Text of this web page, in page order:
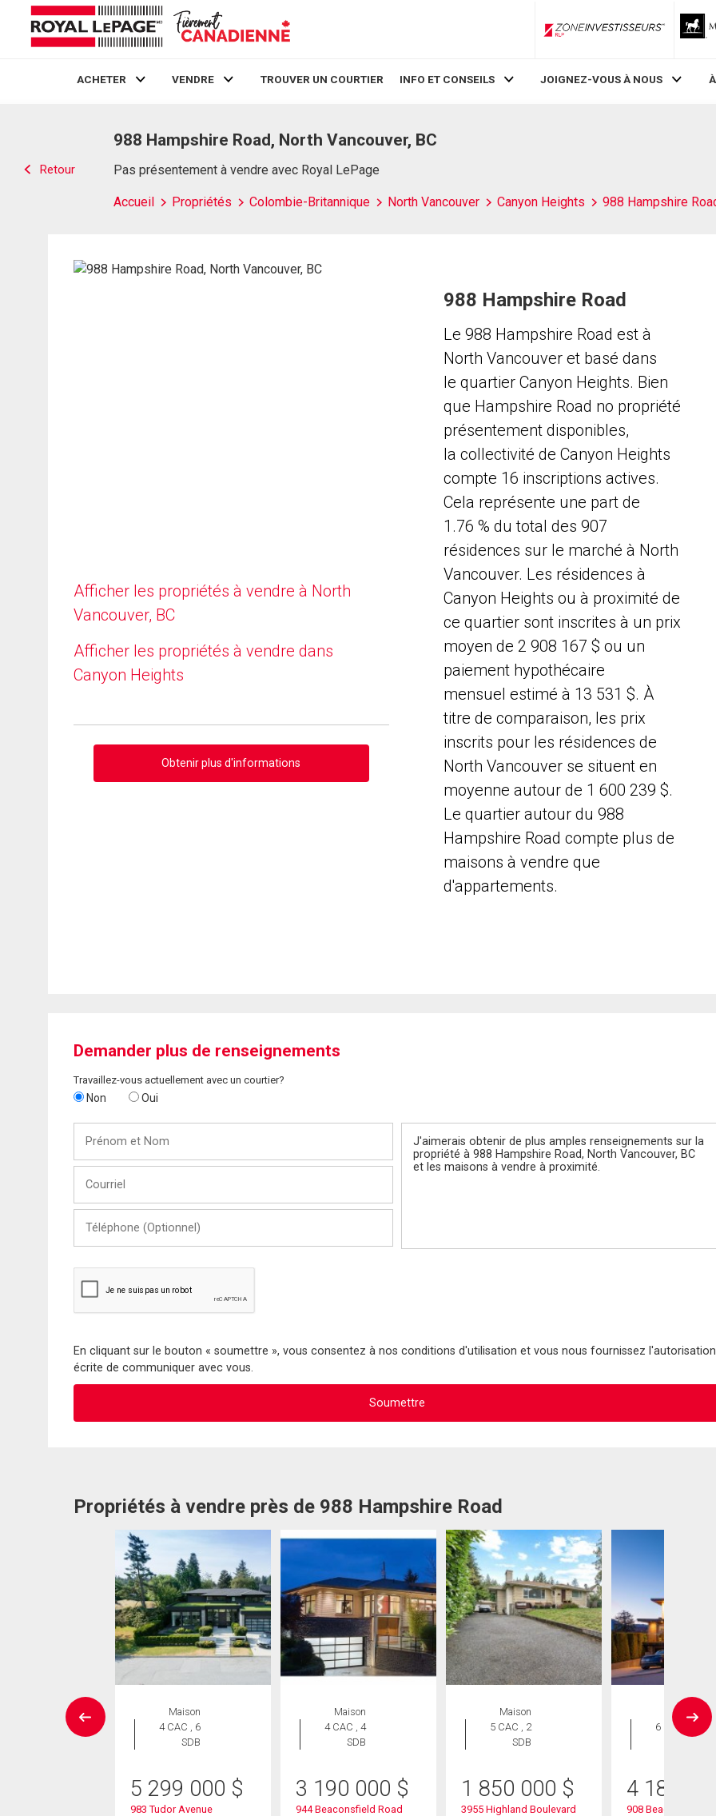
ZoneInvestisseurs RLP
ACHETER VENDRE TROUVER UN COURTIER INFO ET CONSEILS JOIGNEZ-VOUS À NOUS
Retour
988 Hampshire Road, North Vancouver, BC
Pas présentement à vendre avec Royal LePage
Accueil Propriétés Colombie-Britannique North Vancouver Canyon Heights 988 Hampshire
Afficher les propriétés à vendre à North
Vancouver, BC
Afficher les propriétés à vendre dans
Canyon Heights
Obtenir plus d'informations
988 Hampshire Road
Le 988 Hampshire Road est à
North Vancouver et basé dans
le quartier Canyon Heights. Bien
que Hampshire Road no propriété
présentement disponibles,
la collectivité de Canyon Heights
compte 16 inscriptions actives.
Cela représente une part de
1.76 % du total des 907
résidences sur le marché à North
Vancouver. Les résidences à
Canyon Heights ou à proximité de
ce quartier sont inscrites à un prix
moyen de 2 908 167 $ ou un
paiement hypothécaire
mensuel estimé à 13 531 $. À
titre de comparaison, les prix
inscrits pour les résidences de
North Vancouver se situent en
moyenne autour de 1 600 239 $.
Le quartier autour du 988
Hampshire Road compte plus de
maisons à vendre que
d'appartements.
Demander plus de renseignements
Travaillez-vous actuellement avec un courtier?
Non Oui
Nom
(Optionnel)
En cliquant sur le bouton « soumettre », vous consentez à nos conditions d'utilisation et vous nous fournissez l'autorisation
écrite de communiquer avec vous.
Propriétés à vendre près de 988 Hampshire Road
INSCRIPTION
Maison
4 CAC , 6
SDB
5 299 000 $
983 Tudor Avenue
Maison
4 CAC , 4
SDB
3 190 000 $
944 Beaconsfield Road
Maison
5 CAC , 2
SDB
1 850 000 $
3955 Highland Boulevard
Maison
6 CAC , 8
4 188 000
908 Beaconsfield